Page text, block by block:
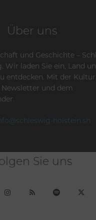
Über uns
und Geschichte –
Wir laden Sie ein, Land
entdecken. Mit der
und dem
holstein.sh
Sie uns